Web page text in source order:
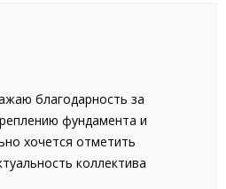
благодарность за
фундамента и
хочется отметить
коллектива